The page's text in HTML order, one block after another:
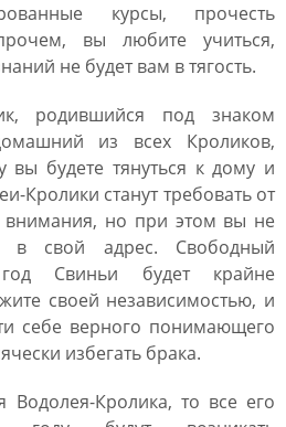
курсы, прочесть
вы любите учиться,
не будет вам в тягость.
родившийся под знаком
из всех Кроликов,
вы будете тянуться к дому и
Кролики станут требовать от
внимания, но при этом вы не
в свой адрес. Свободный
Свиньи будет крайне
своей независимостью, и
себе верного понимающего
избегать брака.
Водолея-Кролика, то все его